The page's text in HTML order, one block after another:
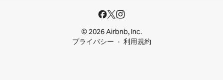
© 2026 Airbnb, Inc.
プライバシー
利用規約